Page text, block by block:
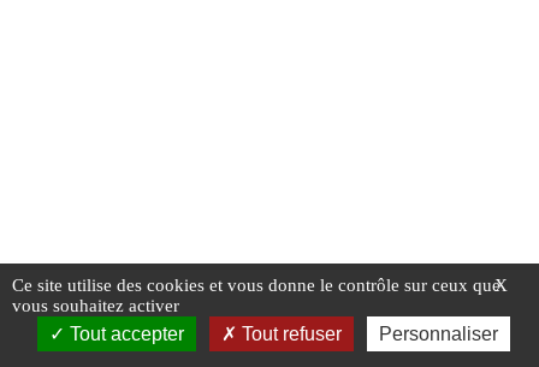
X
Ce site utilise des cookies et vous donne le contrôle sur ceux que
vous souhaitez activer
Tout accepter Tout refuser Personnaliser